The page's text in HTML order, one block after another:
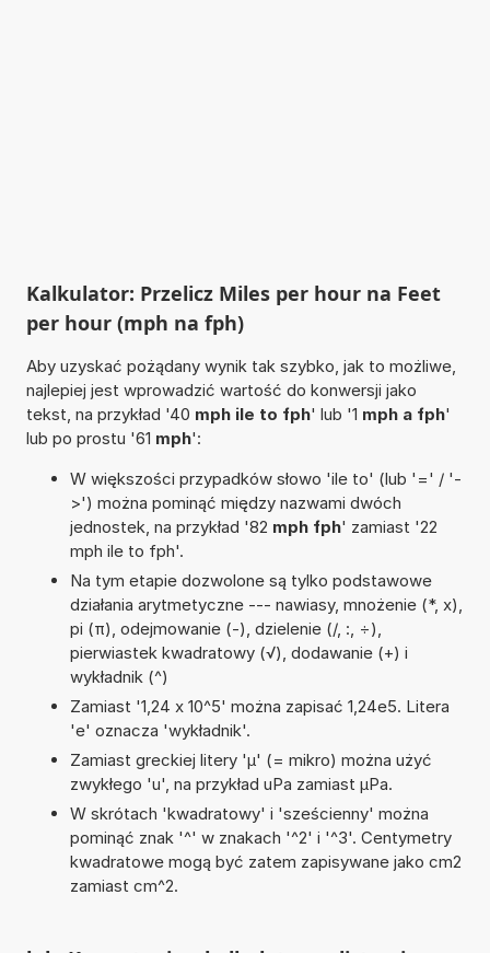
Kalkulator: Przelicz Miles per hour na Feet
per hour (mph na fph)
Aby uzyskać pożądany wynik tak szybko, jak to możliwe,
najlepiej jest wprowadzić wartość do konwersji jako
tekst, na przykład '40 mph ile to fph' lub '1 mph a fph'
lub po prostu '61 mph':
W większości przypadków słowo 'ile to' (lub '=' / '-
>') można pominąć między nazwami dwóch
jednostek, na przykład '82 mph fph' zamiast '22
mph ile to fph'.
Na tym etapie dozwolone są tylko podstawowe
działania arytmetyczne --- nawiasy, mnożenie (*, x),
pi (π), odejmowanie (-), dzielenie (/, :, ÷),
pierwiastek kwadratowy (√), dodawanie (+) i
wykładnik (^)
Zamiast '1,24 x 10^5' można zapisać 1,24e5. Litera
'e' oznacza 'wykładnik'.
Zamiast greckiej litery 'µ' (= mikro) można użyć
zwykłego 'u', na przykład uPa zamiast µPa.
W skrótach 'kwadratowy' i 'sześcienny' można
pominąć znak '^' w znakach '^2' i '^3'. Centymetry
kwadratowe mogą być zatem zapisywane jako cm2
zamiast cm^2.